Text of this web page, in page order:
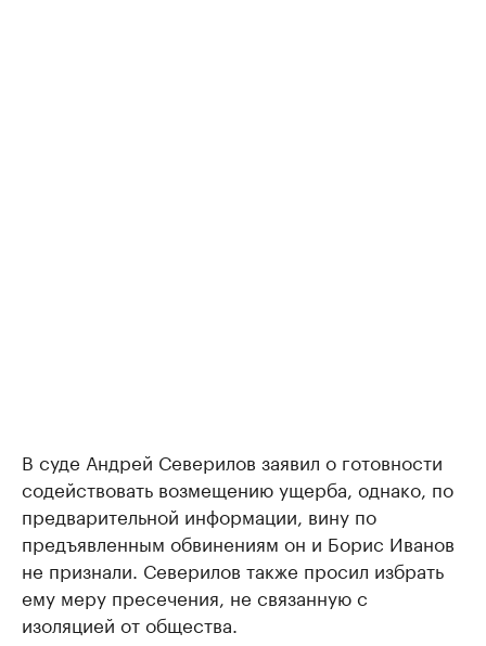
В суде Андрей Северилов заявил о готовности
содействовать возмещению ущерба, однако, по
предварительной информации, вину по
предъявленным обвинениям он и Борис Иванов
не признали. Северилов также просил избрать
ему меру пресечения, не связанную с
изоляцией от общества.